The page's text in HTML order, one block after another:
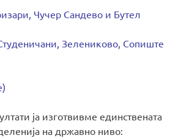
Чучер Сандево и Бутел
Зелениково, Сопиште
ја изготвивме единствената
на државно ниво: